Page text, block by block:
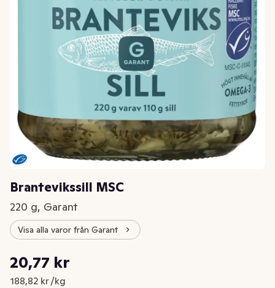
Brantevikssill MSC
220 g, Garant
Visa alla varor från Garant
Nuvarande pris är: 20,77 kr
20,77 kr
188,82 kr /kg
Styckpris: 188,82 kr /kg